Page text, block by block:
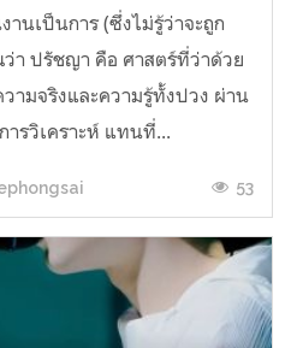
นเป็นการ (ซึ่งไม่รู้ว่าจะถูก
า ปรัชญา คือ ศาสตร์ที่ว่าด้วย
ามจริงและความรู้ทั้งปวง ผ่าน
ารวิเคราะห์ แทนที่...
53